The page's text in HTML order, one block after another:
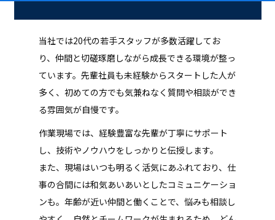
当社では20代の若手スタッフが多数活躍してお
り、仲間と切磋琢磨しながら成長できる環境が整っ
ています。先輩社員も未経験からスタートした人が
多く、初めての方でも気兼ねなく質問や相談ができ
る雰囲気が自慢です。
作業現場では、経験豊富な先輩が丁寧にサポート
し、技術やノウハウをしっかりと伝授します。
また、現場はいつも明るく活気にあふれており、仕
事の合間には和気あいあいとしたコミュニケーショ
ンも。年齢が近い仲間と働くことで、悩みも相談し